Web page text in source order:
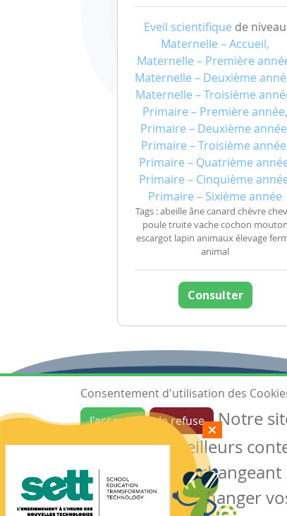
Eveil scientifique de niveau
Maternelle – Accueil,
Maternelle – Première
Maternelle – Deuxième
Maternelle – Troisième
Primaire – Première année,
Primaire – Deuxième
Primaire – Troisième
Primaire – Quatrième
Primaire – Cinquième
Primaire – Sixième année
Tags : abeille âne canard chèvre
poule truite vache cochon mouton
escargot lapin animaux élevage
animal
Consulter
Ressources
Les ressources
Créer une ressource
Mes ressources
Consentement d'utilisation des
J'accepte
Je refuse
Notre
garantir de meilleurs
des cookies en
notre site sans changer